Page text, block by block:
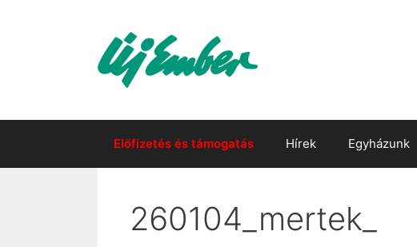
Előfizetés és támogatás Hírek Egyházunk
260104_mertek_